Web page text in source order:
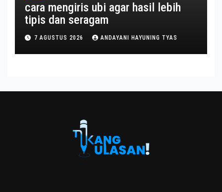
cara mengiris ubi agar hasil lebih
tipis dan seragam
7 AGUSTUS 2026 ANDAYANI HAYUNING TYAS